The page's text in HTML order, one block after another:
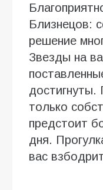
Близнецов:
решение
Звезды на
только
предстоит
дня.
вас